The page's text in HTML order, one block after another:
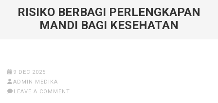
RISIKO BERBAGI PERLENGKAPAN
MANDI BAGI KESEHATAN
9 DEC 2025
ADMIN MEDIKA
LEAVE A COMMENT